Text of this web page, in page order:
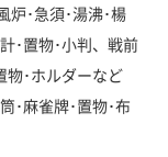
炉･急須･湯沸･楊
･置物･小判、戦前
物･ホルダーなど
･麻雀牌･置物･布